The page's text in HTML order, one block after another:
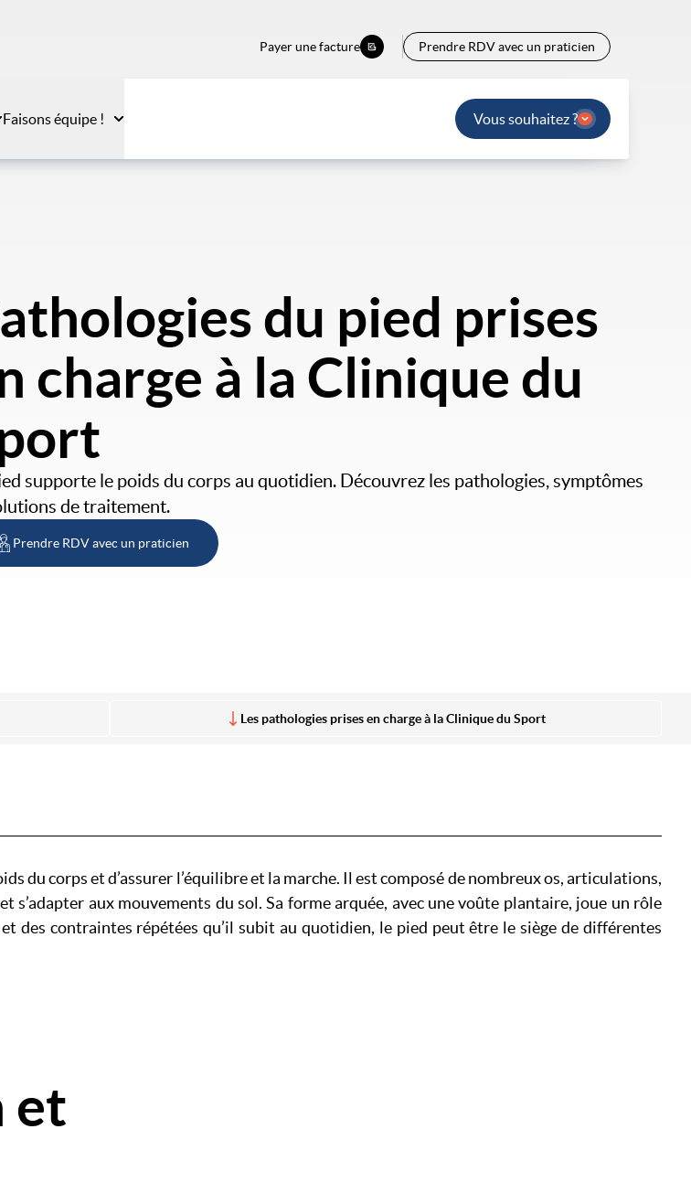
Payer une facture Prendre RDV avec un praticien
Faisons équipe ! Vous souhaitez ?
du pied prises
charge à la Clinique du
supporte le poids du corps au quotidien. Découvrez les pathologies, symptômes
de traitement.
Prendre RDV avec un praticien
Les pathologies prises en charge à la Clinique du Sport
du corps et d’assurer l’équilibre et la marche. Il est composé de nombreux os, articulations,
aux mouvements du sol. Sa forme arquée, avec une voûte plantaire, joue un rôle
des contraintes répétées qu’il subit au quotidien, le pied peut être le siège de différentes
et